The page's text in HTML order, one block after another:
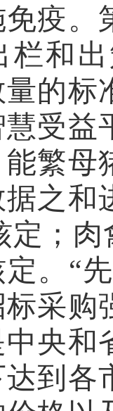
疫。
栏和
的标
慧受益
繁母
之和
定；
。 “
标采购
央和
到各